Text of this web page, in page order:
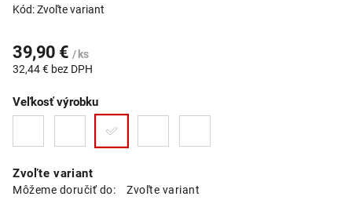
Kód:Zvoľte variant
39,90 € / ks
32,44 € bez DPH
Zvoľte variant
Môžeme doručiť do: Zvoľte variant
Veľkosť výrobku